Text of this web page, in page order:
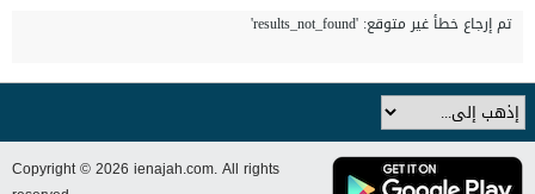
تم إرجاع خطأ غير متوقع: 'results_not_found'
Copyright © 2026 ienajah.com. All rights